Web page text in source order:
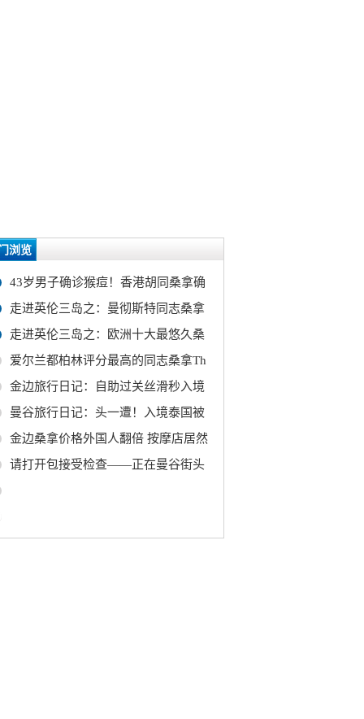
浏览
43岁男子确诊猴痘！香港胡同桑拿确
走进英伦三岛之：曼彻斯特同志桑拿
走进英伦三岛之：欧洲十大最悠久桑
爱尔兰都柏林评分最高的同志桑拿Th
金边旅行日记：自助过关丝滑秒入境
曼谷旅行日记：头一遭！入境泰国被
金边桑拿价格外国人翻倍 按摩店居然
请打开包接受检查——正在曼谷街头